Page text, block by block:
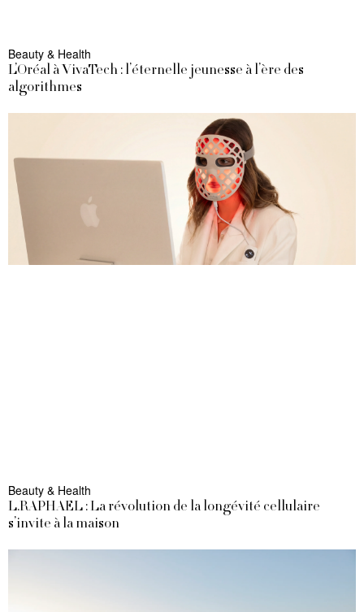
Beauty & Health
L’Oréal à VivaTech : l’éternelle jeunesse à l’ère des
algorithmes
Beauty & Health
L.RAPHAEL : La révolution de la longévité cellulaire
s’invite à la maison